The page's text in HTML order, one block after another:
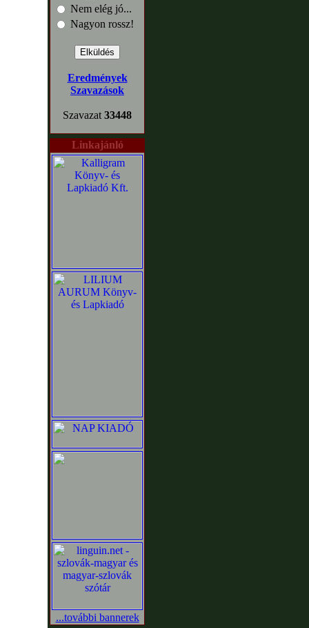
Nem elég jó...
Nagyon rossz!
Eredmények
Szavazások
Szavazat 33448
Linkajánló
...további bannerek